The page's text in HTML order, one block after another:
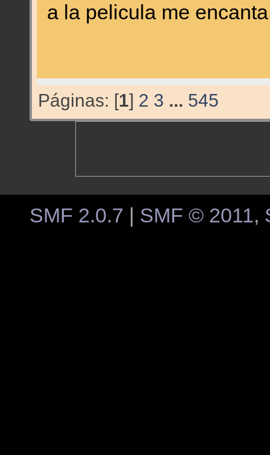
a la pelicula me
Páginas: [1] 2 3 ... 545
SMF 2.0.7 SMF © 2011,